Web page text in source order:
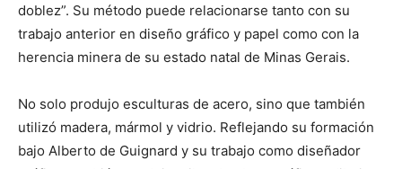
doblez”. Su método puede relacionarse tanto con su
trabajo anterior en diseño gráfico y papel como con la
herencia minera de su estado natal de Minas Gerais.
No solo produjo esculturas de acero, sino que también
utilizó madera, mármol y vidrio. Reflejando su formación
bajo Alberto de Guignard y su trabajo como diseñador